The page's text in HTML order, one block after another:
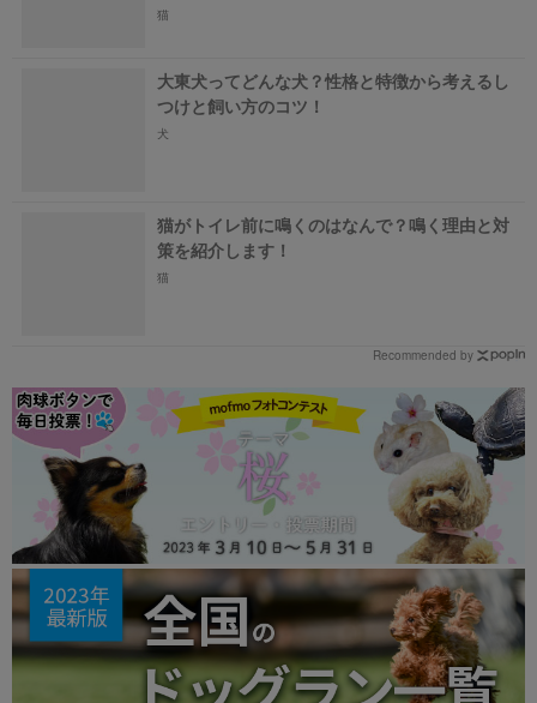
猫
大東犬ってどんな犬？性格と特徴から考えるし
つけと飼い方のコツ！
犬
猫がトイレ前に鳴くのはなんで？鳴く理由と対
策を紹介します！
猫
Recommended by